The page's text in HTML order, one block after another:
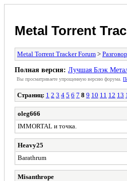
Metal Torrent
Metal Torrent Tracker Forum >
Полная версия: Лучшая Блэк
Вы просматриваете yпpощеннyю веpсию форума.
Страниц: 1 2 3 4 5 6 7 8 9 10 11 12 13
oleg666
IMMORTAL и точка.
Heavy25
Barathrum
Misanthrope